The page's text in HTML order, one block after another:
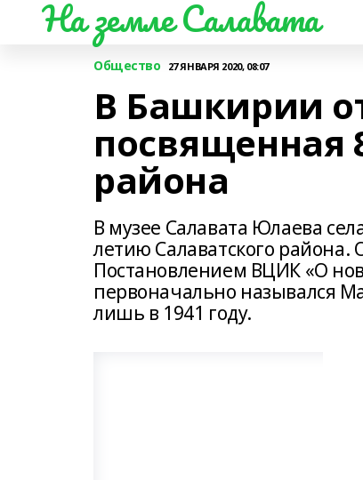
На земле Салавата
Общество 27 ЯНВАРЯ 2020, 08:07
В Башкирии
посвященная
района
В музее Салавата Юлаева
летию Салаватского района.
Постановлением ВЦИК «О
первоначально назывался
лишь в 1941 году.